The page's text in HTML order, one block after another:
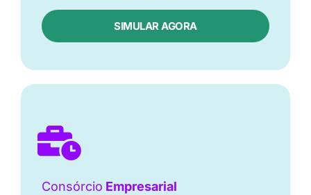
SIMULAR AGORA
Consórcio Empresarial